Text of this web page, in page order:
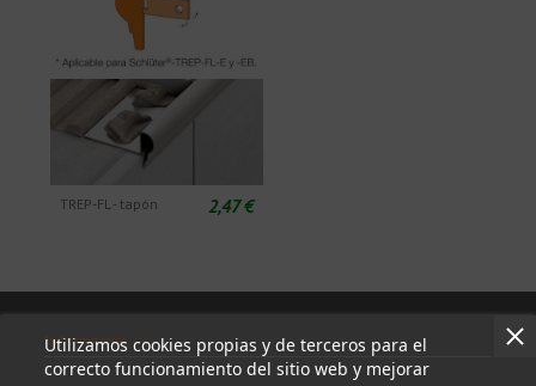
TREP-FL - tapón 2,47 €
Utilizamos cookies propias y de terceros para el
correcto funcionamiento del sitio web y mejorar
Información